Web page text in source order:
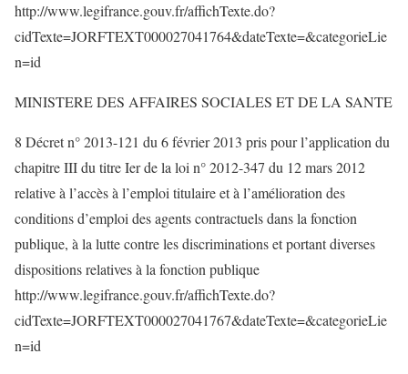
http://www.legifrance.gouv.fr/affichTexte.do?
cidTexte=JORFTEXT000027041764&dateTexte=&categorieLie
n=id
MINISTERE DES AFFAIRES SOCIALES ET DE LA SANTE
8 Décret n° 2013-121 du 6 février 2013 pris pour l’application du
chapitre III du titre Ier de la loi n° 2012-347 du 12 mars 2012
relative à l’accès à l’emploi titulaire et à l’amélioration des
conditions d’emploi des agents contractuels dans la fonction
publique, à la lutte contre les discriminations et portant diverses
dispositions relatives à la fonction publique
http://www.legifrance.gouv.fr/affichTexte.do?
cidTexte=JORFTEXT000027041767&dateTexte=&categorieLie
n=id